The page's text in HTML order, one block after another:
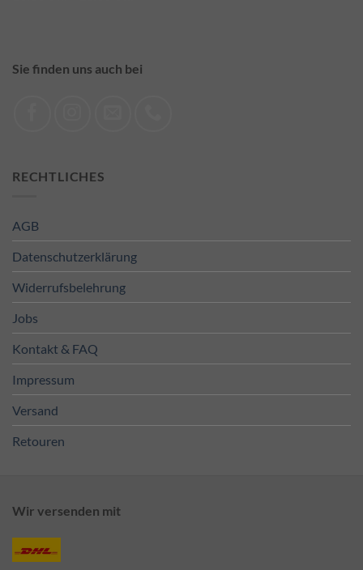
Sie finden uns auch bei
RECHTLICHES
AGB
Datenschutzerklärung
Widerrufsbelehrung
Jobs
Kontakt & FAQ
Impressum
Versand
Retouren
Wir versenden mit